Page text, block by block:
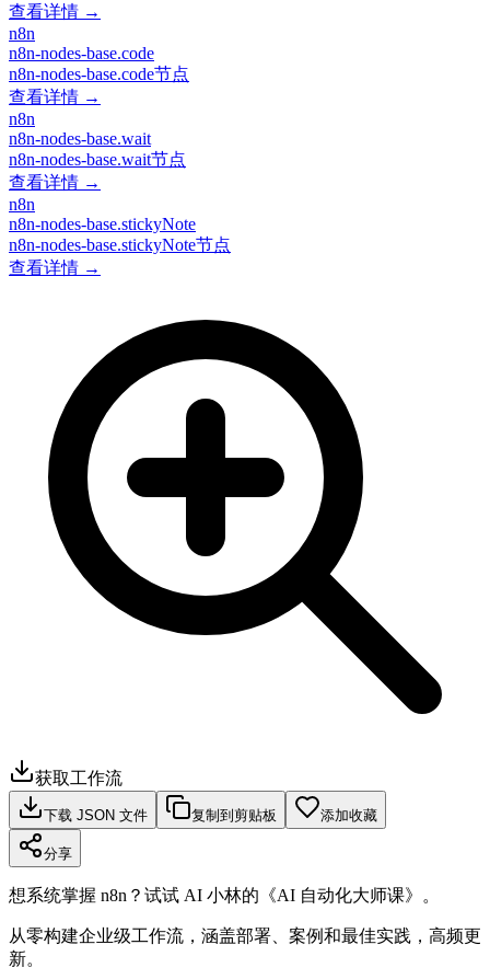
查看详情 →
n8n
n8n-nodes-base.code
n8n-nodes-base.code节点
查看详情 →
n8n
n8n-nodes-base.wait
n8n-nodes-base.wait节点
查看详情 →
n8n
n8n-nodes-base.stickyNote
n8n-nodes-base.stickyNote节点
查看详情 →
获取工作流
下载 JSON 文件 复制到剪贴板 添加收藏
分享
想系统掌握 n8n？试试 AI 小林的《AI 自动化大师课》。
从零构建企业级工作流，涵盖部署、案例和最佳实践，高频更
新。